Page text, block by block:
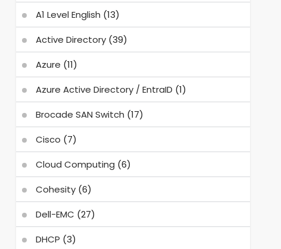
A1 Level English (13)
Active Directory(39)
Azure (11)
Azure Active Directory / EntraID (1)
Brocade SAN Switch (17)
Cisco (7)
Cloud Computing (6)
Cohesity(6)
Dell-EMC (27)
DHCP (3)